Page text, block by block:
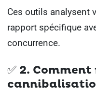
Ces outils analysent
rapport spécifique
concurrence.
✅ 2. Comment